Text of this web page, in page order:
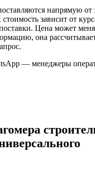
напрямую от
зависит от
Цена может
она
— менеджеры